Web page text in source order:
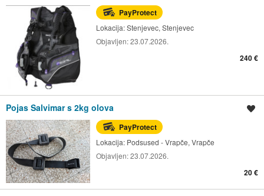
PayProtect
Lokacija:Stenjevec, Stenjevec
Objavljen:23.07.2026.
240 €
Pojas Salvimar s 2kg olova
PayProtect
Lokacija: Podsused - Vrapče, Vrapče
Objavljen:23.07.2026.
20 €